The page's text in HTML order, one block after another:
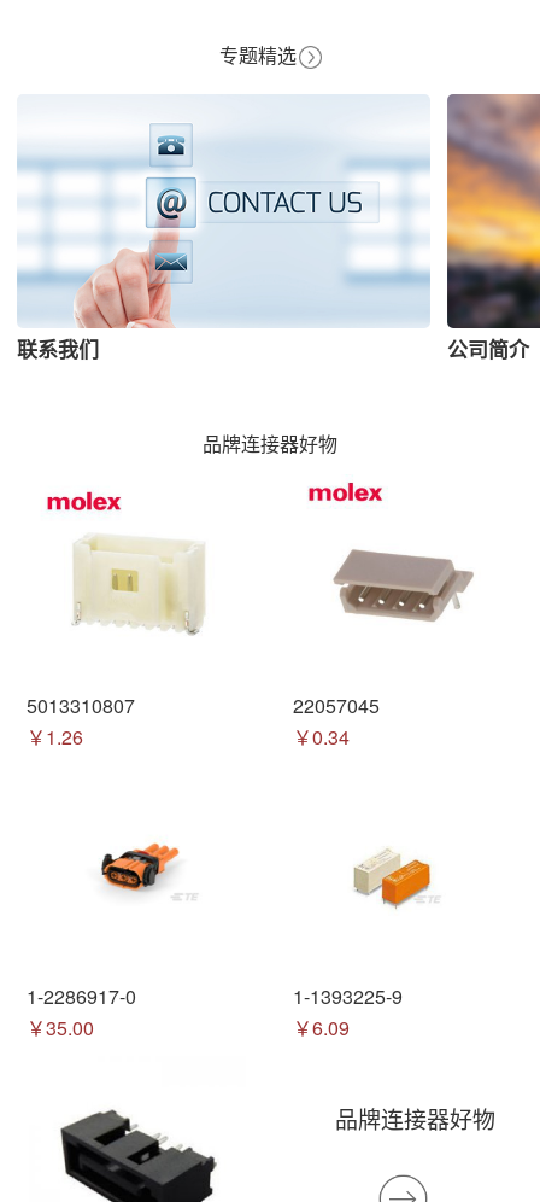
专题精选
联系我们 公司简介
品牌连接器好物
5013310807
￥1.26
22057045
￥0.34
1-2286917-0
￥35.00
1-1393225-9
￥6.09
品牌连接器好物